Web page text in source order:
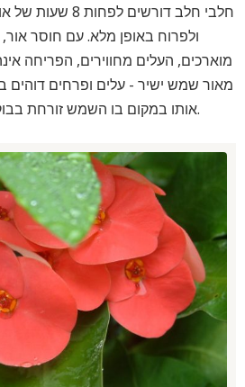
חלבי חלב דורשים
ולפרוח באופן מלא. עם חוסר אור,
מוארכים, העלים מחווירים, הפריחה
מאור שמש ישיר - עלים ופרחים דוהים
אותו במקום בו השמש זורחת בבוקר ובערב. צל אם יש צורך.